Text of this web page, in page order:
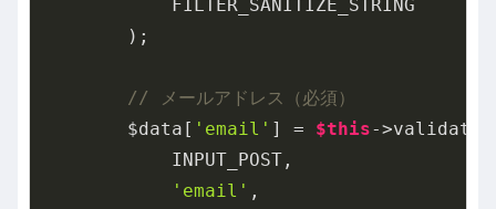
            FILTER_SANITIZE_STRING
        );
// メールアドレス（必須）
        $data[
'email' ] = $this-
            INPUT_POST,
'email' ,